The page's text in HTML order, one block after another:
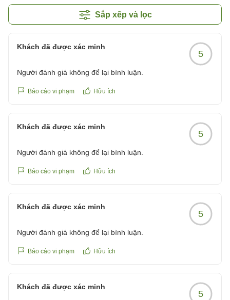
Sắp xếp và lọc
Khách đã được xác minh
5
Người đánh giá không để lại bình luận.
Báo cáo vi phạm Hữu ích
Khách đã được xác minh
5
Người đánh giá không để lại bình luận.
Báo cáo vi phạm Hữu ích
Khách đã được xác minh
5
Người đánh giá không để lại bình luận.
Báo cáo vi phạm Hữu ích
Khách đã được xác minh
5